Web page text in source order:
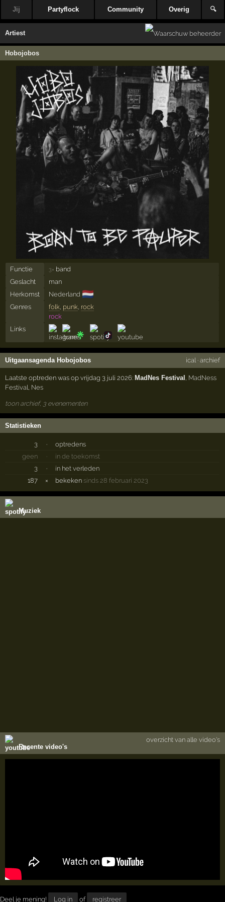
Jij Partyflock Community Overig 🔍
Artiest
Hobojobos
Functie 3× band
Geslacht
man
Herkomst
Nederland 🇳🇱
Genres folk, punk, rock
rock
Links
Uitgaansagenda Hobojobos ical· archief
Laatste optreden was op vrijdag 3 juli 2026: MadNes Festival
MadNess
Festival Nes
toon archief, 3 evenementen
Statistieken
3 ·
optredens
geen
·
in de toekomst
3
·
in het verleden
187
× bekeken sinds 28 februari 2023
Muziek
Recente video's
overzicht van alle video's
Deel je mening! Log in of registreer